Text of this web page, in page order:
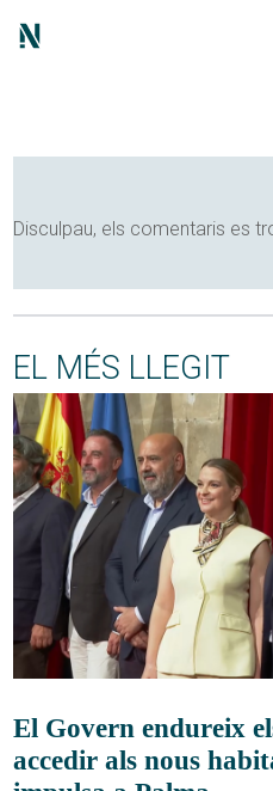
Disculpau, els comentaris es
EL MÉS LLEGIT
El Govern endureix
accedir als nous